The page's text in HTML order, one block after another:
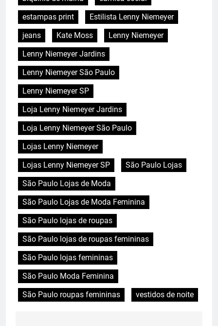
estampas print
Estilista Lenny Niemeyer
jeans
Kate Moss
Lenny Niemeyer
Lenny Niemeyer Jardins
Lenny Niemeyer São Paulo
Lenny Niemeyer SP
Loja Lenny Niemeyer Jardins
Loja Lenny Niemeyer São Paulo
Lojas Lenny Niemeyer
Lojas Lenny Niemeyer SP
São Paulo Lojas
São Paulo Lojas de Moda
São Paulo Lojas de Moda Feminina
São Paulo lojas de roupas
São Paulo lojas de roupas femininas
São Paulo lojas femininas
São Paulo Moda Feminina
São Paulo roupas femininas
vestidos de noite